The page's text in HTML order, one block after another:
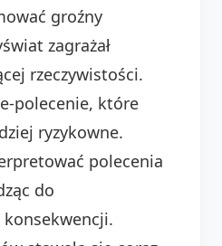
groźny
zagrażał
rzeczywistości.
polecenie, które
ryzykowne.
polecenia
do